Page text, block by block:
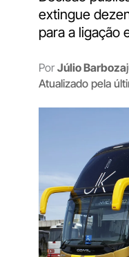
extingue
para a ligação
Por Júlio Barboza
Atualizado pela